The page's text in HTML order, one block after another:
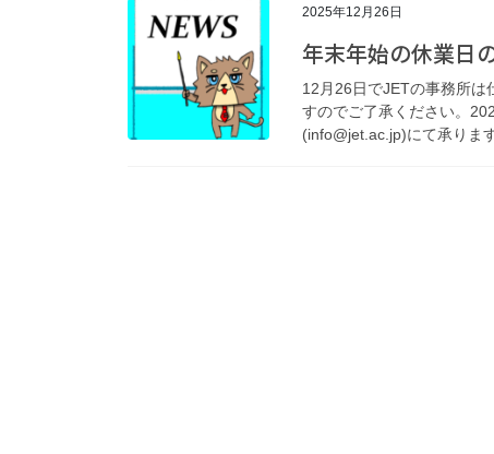
2025年12月26日
年末年始の休業日
12月26日でJETの事務所は
すのでご了承ください。
(info@jet.ac.jp)にて承りま